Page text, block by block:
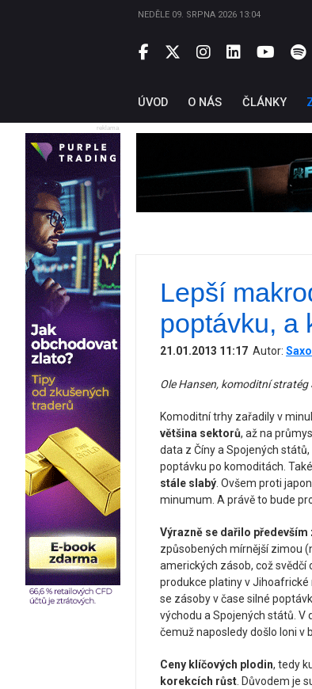
NEDĚLE 09. SRPNA 2026 13:04
ÚVOD O NÁS ČLÁNKY
reklama
Lepší
poptávku, a
21.01.2013 11:17 Autor:
Ole Hansen, komoditní stratég
Komoditní trhy zařadily v
většina sektorů, až na
data z Číny a Spojených
poptávku po komoditách.
stále slabý. Ovšem proti
minumum. A právě to bude
Výrazně se dařilo především
způsobených mírnější zimou
amerických zásob, což svědčí
produkce platiny v
se zásoby v čase silné
východu a Spojených států. V
čemuž naposledy došlo loni v
Ceny klíčových plodin, tedy
korekcích růst. Důvodem je